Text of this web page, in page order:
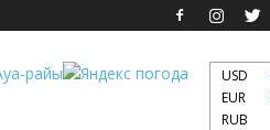
USD
EUR
RUB